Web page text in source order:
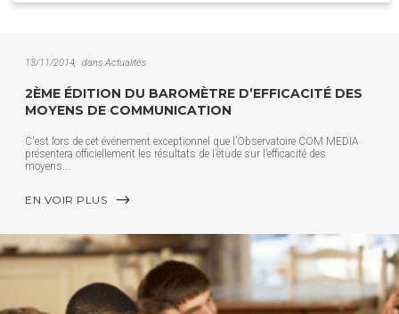
13/11/2014 dans Actualités
2ÈME ÉDITION DU BAROMÈTRE D’EFFICACITÉ DES
MOYENS DE COMMUNICATION
C'est lors de cet événement exceptionnel que l’Observatoire COM MEDIA
présentera officiellement les résultats de l’étude sur l’efficacité des
moyens
EN VOIR PLUS